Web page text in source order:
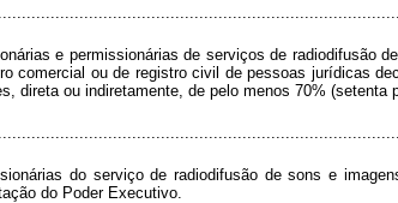
e permissionárias de serviços de radiodifusão
comercial ou de registro civil de pessoas jurídicas
direta ou indiretamente, de pelo menos 70%
do serviço de radiodifusão de sons e
do Poder Executivo.